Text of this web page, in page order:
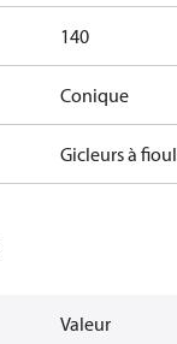
140
Conique
Gicleurs à fioul
Valeur